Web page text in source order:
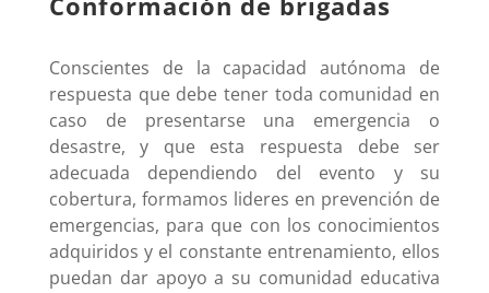
Conscientes de la capacidad autónoma de
respuesta que debe tener toda comunidad en
caso de presentarse una emergencia o
desastre, y que esta respuesta debe ser
adecuada dependiendo del evento y su
cobertura, formamos lideres en prevención de
emergencias, para que con los conocimientos
adquiridos y el constante entrenamiento, ellos
puedan dar apoyo a su comunidad educativa